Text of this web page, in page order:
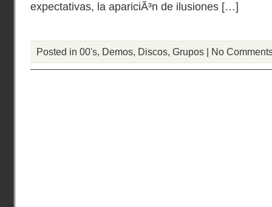
expectativas, la apariciÃ³n de ilusiones […]
Posted in 00's, Demos, Discos, Grupos | No